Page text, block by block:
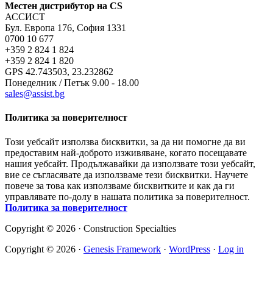
Местен дистрибутор на CS
АССИСТ
Бул. Европа 176, София 1331
0700 10 677
+359 2 824 1 824
+359 2 824 1 820
GPS 42.743503, 23.232862
Понеделник / Петък 9.00 - 18.00
sales@assist.bg
Политика за поверителност
Този уебсайт използва бисквитки, за да ни помогне да ви
предоставим най-доброто изживяване, когато посещавате
нашия уебсайт. Продължавайки да използвате този уебсайт,
вие се съгласявате да използваме тези бисквитки. Научете
повече за това как използваме бисквитките и как да ги
управлявате по-долу в нашата политика за поверителност.
Политика за поверителност
Copyright © 2026 · Construction Specialties
Copyright © 2026 · Genesis Framework · WordPress · Log in